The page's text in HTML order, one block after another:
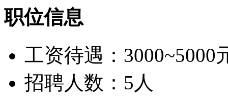
职位信息
工资待遇： 3000~5000
招聘人数：5人